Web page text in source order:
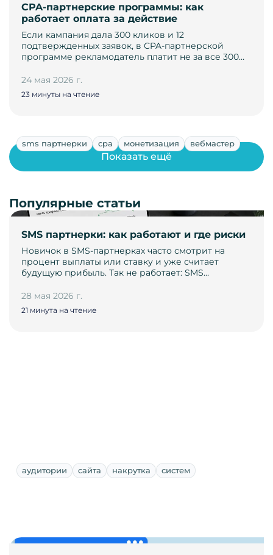
CPA-партнерские программы: как
работает оплата за действие
Если кампания дала 300 кликов и 12
подтвержденных заявок, в CPA-партнерской
программе рекламодатель платит не за все 300…
24 мая 2026 г.
23 минуты на чтение
sms партнерки cpa монетизация вебмастер
SMS партнерки: как работают и где риски
Новичок в SMS-партнерках часто смотрит на
процент выплаты или ставку и уже считает
будущую прибыль. Так не работает: SMS…
28 мая 2026 г.
21 минута на чтение
Показать ещё
Популярные статьи
аудитории сайта накрутка систем